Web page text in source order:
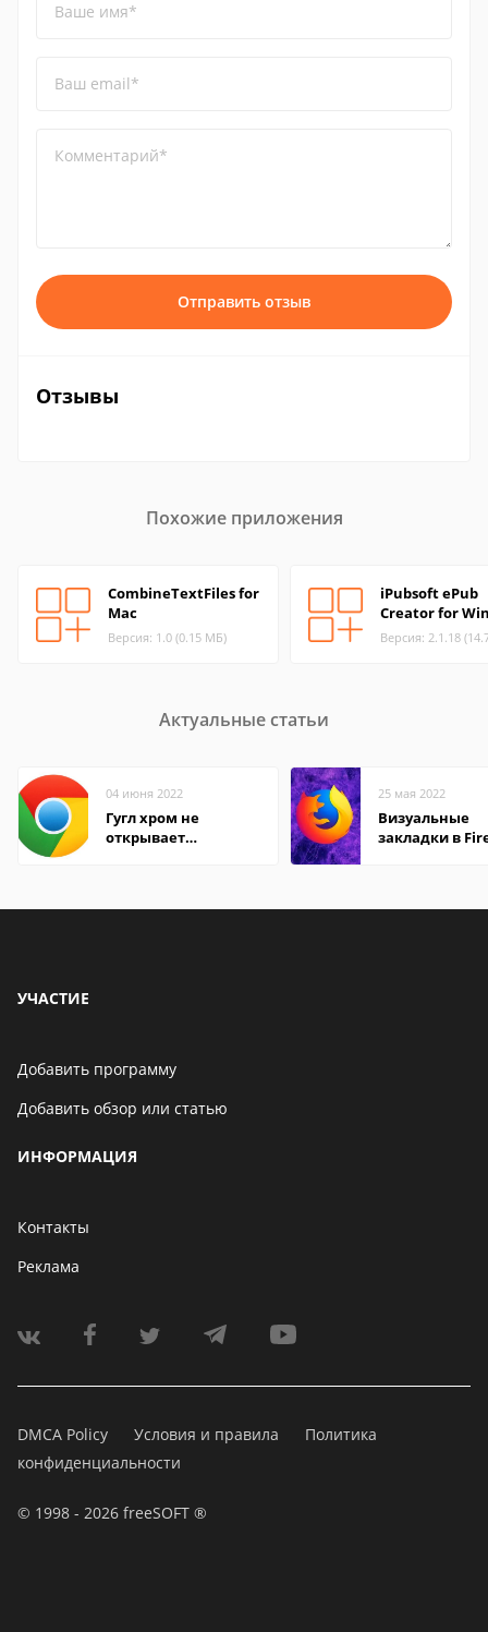
Ваше имя*
Ваш email*
Комментарий*
Отправить отзыв
Отзывы
Похожие приложения
CombineTextFiles for
Mac
Версия: 1.0 (0.15 МБ)
iPubsoft ePub
Creator for
Версия: 2.1.18
Актуальные статьи
04 июня 2022
Гугл хром не
открывает
25 мая 2022
Визуальные
закладки в
УЧАСТИЕ
Добавить программу
Добавить обзор или статью
ИНФОРМАЦИЯ
Контакты
Реклама
DMCA Policy Условия и правила
Политика
конфиденциальности
© 1998 - 2026 freeSOFT ®